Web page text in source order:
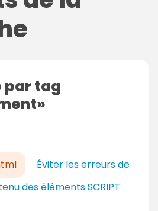
par tag
Éviter les erreurs de
des éléments SCRIPT